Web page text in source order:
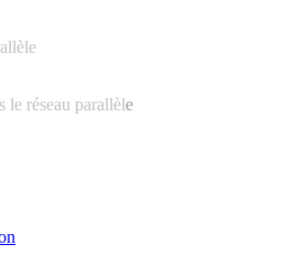
le réseau parallèle